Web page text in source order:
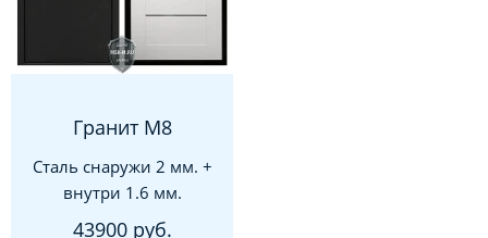
Гранит М8
Сталь снаружи 2 мм. +
внутри 1.6 мм.
43900 руб.